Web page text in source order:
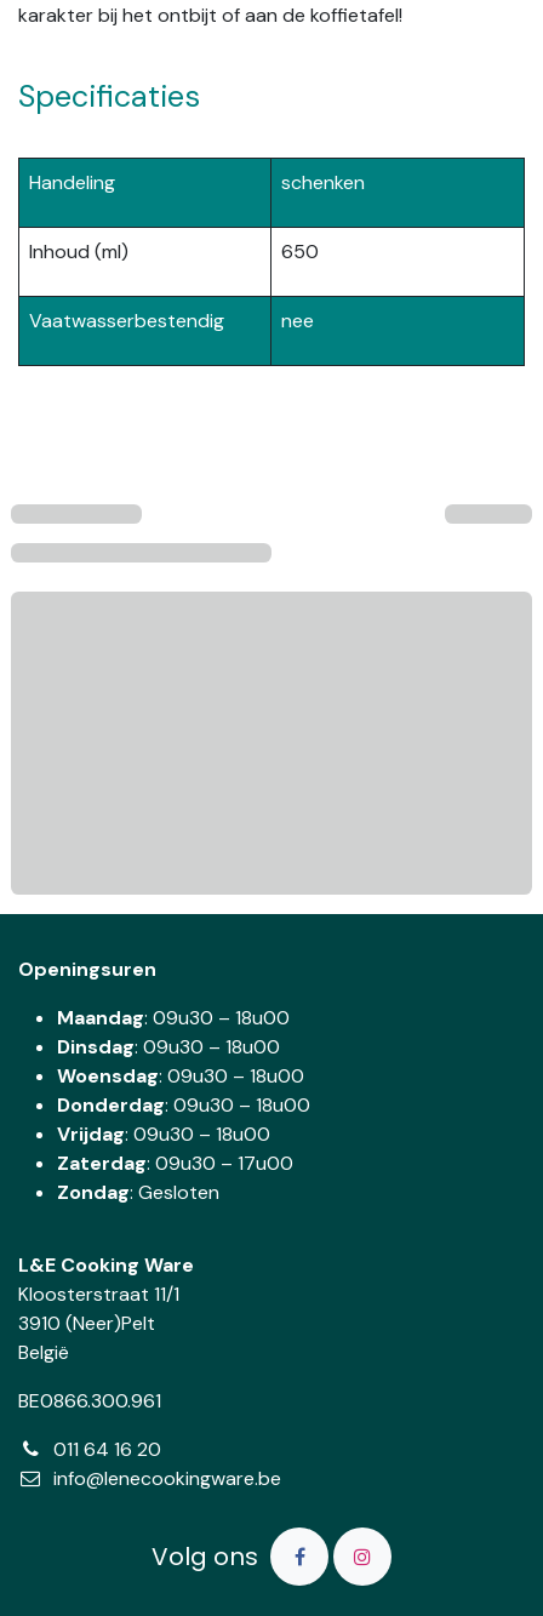
karakter bij het ontbijt of aan de koffietafel!
Specificaties
Handeling schenken
Inhoud (ml) 650
Vaatwasserbestendig nee
Openingsuren
Maandag: 09u30 – 18u00
Dinsdag: 09u30 – 18u00
Woensdag: 09u30 – 18u00
Donderdag: 09u30 – 18u00
Vrijdag: 09u30 – 18u00
Zaterdag: 09u30 – 17u00
Zondag: Gesloten
L&E Cooking Ware
Kloosterstraat 11/1
3910 (Neer)Pelt
België
BE0866.300.961
011 64 16 20
info@lenecookingware.be
Volg ons